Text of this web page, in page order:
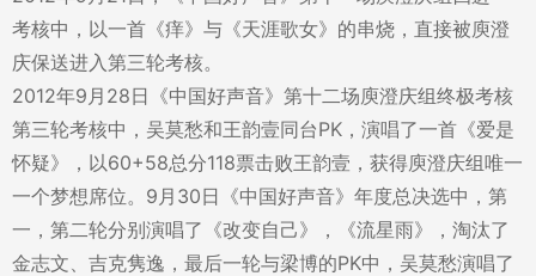
考核中，以一首《痒》与《天涯歌女》的串烧，直接被庾澄
庆保送进入第三轮考核。
2012年9月28日《中国好声音》第十二场庾澄庆组终极考核
第三轮考核中，吴莫愁和王韵壹同台PK，演唱了一首《爱是
怀疑》，以60+58总分118票击败王韵壹，获得庾澄庆组唯一
一个梦想席位。9月30日《中国好声音》年度总决选中，第
一，第二轮分别演唱了《改变自己》，《流星雨》，淘汰了
金志文、吉克隽逸，最后一轮与梁博的PK中，吴莫愁演唱了